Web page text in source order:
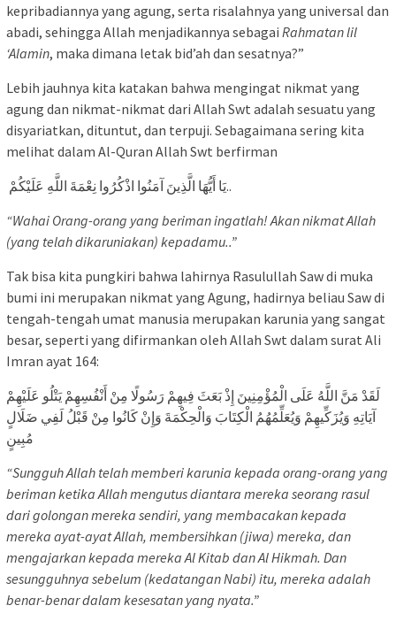
kepribadiannya yang agung, serta risalahnya yang universal dan
abadi, sehingga Allah menjadikannya sebagai Rahmatan lil
‘Alamin, maka dimana letak bid’ah dan sesatnya?”
Lebih jauhnya kita katakan bahwa mengingat nikmat yang
agung dan nikmat-nikmat dari Allah Swt adalah sesuatu yang
disyariatkan, dituntut, dan terpuji. Sebagaimana sering kita
melihat dalam Al-Quran Allah Swt berfirman
يَا أَيُّهَا الَّذِينَ آمَنُوا اذْكُرُوا نِعْمَةَ اللَّهِ عَلَيْكُمْ..
“Wahai Orang-orang yang beriman ingatlah! Akan nikmat Allah
(yang telah dikaruniakan) kepadamu..”
Tak bisa kita pungkiri bahwa lahirnya Rasulullah Saw di muka
bumi ini merupakan nikmat yang Agung, hadirnya beliau Saw di
tengah-tengah umat manusia merupakan karunia yang sangat
besar, seperti yang difirmankan oleh Allah Swt dalam surat Ali
Imran ayat 164:
لَقَدْ مَنَّ اللَّهُ عَلَى الْمُؤْمِنِينَ إِذْ بَعَثَ فِيهِمْ رَسُولًا مِنْ أَنْفُسِهِمْ يَتْلُو عَلَيْهِمْ
آيَاتِهِ وَيُزَكِّيهِمْ وَيُعَلِّمُهُمُ الْكِتَابَ وَالْحِكْمَةَ وَإِنْ كَانُوا مِنْ قَبْلُ لَفِي ضَلَالٍ
مُبِينٍ
“Sungguh Allah telah memberi karunia kepada orang-orang yang
beriman ketika Allah mengutus diantara mereka seorang rasul
dari golongan mereka sendiri, yang membacakan kepada
mereka ayat-ayat Allah, membersihkan (jiwa) mereka, dan
mengajarkan kepada mereka Al Kitab dan Al Hikmah. Dan
sesungguhnya sebelum (kedatangan Nabi) itu, mereka adalah
benar-benar dalam kesesatan yang nyata.”